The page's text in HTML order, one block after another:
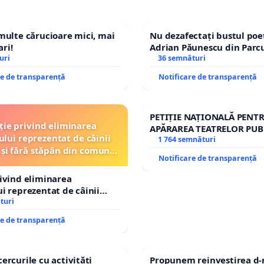
vizibile și resimțite de fiecare român – drumuri,
Nu mai acceptăm secretomania și
politice care ne ignoră!
responsabilitate și beneficii reale pentru
pentru baroni sau grupuri de interese.
și distribuie:
sunt ale cetățenilor!
cărucioare mici, mai
de transparență
Nu dezafectați bustul
Adrian Păunescu din
Icoanei! Stop cenzurii
36 semnături
Notificare de transparență
privind eliminarea
reprezentat de câinii
fără stăpân din comuna
eliminarea
reprezentat de câinii
fără stăpân din comuna
de transparență
PETIȚIE NAȚIONALĂ
APĂRAREA TEATRELOR
REPERTORIU DIN ROMÂNIA
1 764 semnături
Notificare de transparență
cu activități
Propunem reinvestirea d-